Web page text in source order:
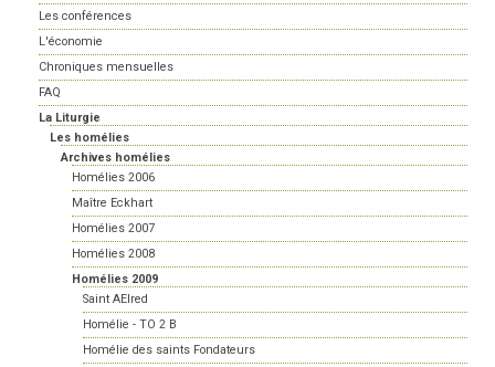
Les conférences
L'économie
Chroniques mensuelles
FAQ
La Liturgie
Les homélies
Archives homélies
Homélies 2006
Maître Eckhart
Homélies 2007
Homélies 2008
Homélies 2009
Saint AElred
Homélie - TO 2 B
Homélie des saints Fondateurs